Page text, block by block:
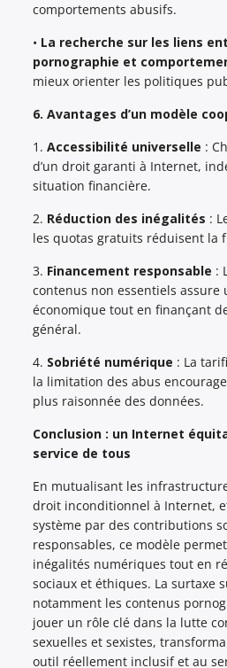
comportements abusifs.
• La recherche sur les liens
pornographie et
mieux orienter les politiques
6. Avantages d’un modèle
1.Accessibilité universelle :
d’un droit garanti à Internet,
situation financière.
2. Réduction des inégalités :
les quotas gratuits réduisent la
3. Financement responsable :
contenus non essentiels
économique tout en finançant
général.
4. Sobriété numérique : La
la limitation des abus
plus raisonnée des données.
Conclusion : un Internet
service de tous
En mutualisant les
droit inconditionnel à Internet,
système par des contributions
responsables, ce modèle
inégalités numériques tout en
sociaux et éthiques. La surtaxe
notamment les contenus
jouer un rôle clé dans la lutte
sexuelles et sexistes,
outil réellement inclusif et au